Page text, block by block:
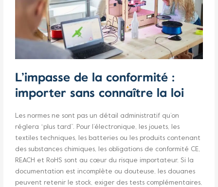
L’impasse de la conformité :
importer sans connaître la loi
Les normes ne sont pas un détail administratif qu’on
réglera “plus tard”. Pour l’électronique, les jouets, les
textiles techniques, les batteries ou les produits contenant
des substances chimiques, les obligations de conformité CE,
REACH et RoHS sont au cœur du risque importateur. Si la
documentation est incomplète ou douteuse, les douanes
peuvent retenir le stock, exiger des tests complémentaires,